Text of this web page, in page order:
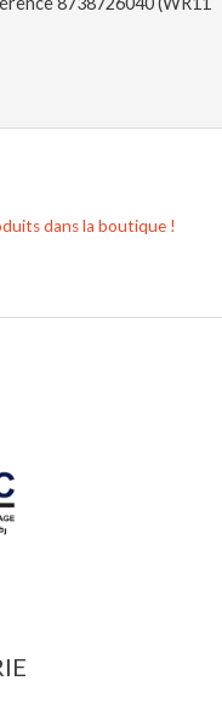
dans la boutique !